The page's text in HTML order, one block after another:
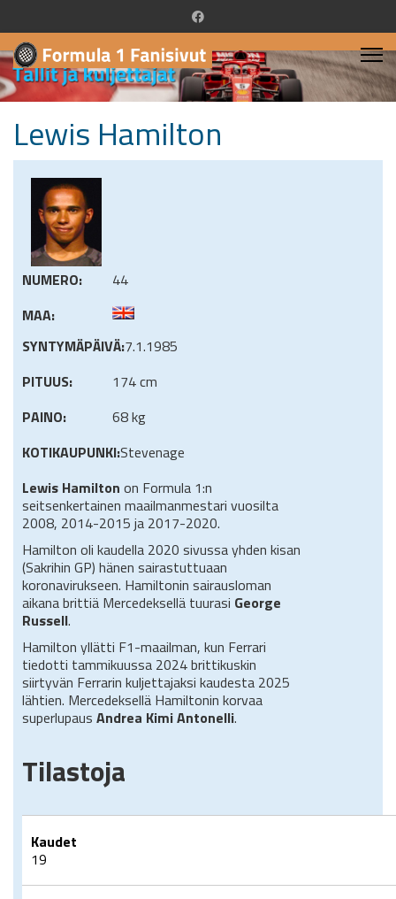
Lewis Hamilton
NUMERO:
44
MAA:
SYNTYMÄPÄIVÄ:7.1.1985
PITUUS:
174 cm
PAINO:
68 kg
KOTIKAUPUNKI:Stevenage
Lewis Hamilton on Formula 1:n
seitsenkertainen maailmanmestari vuosilta
2008, 2014-2015 ja 2017-2020.
Hamilton oli kaudella 2020 sivussa yhden kisan
(Sakrihin GP) hänen sairastuttuaan
koronavirukseen. Hamiltonin sairausloman
aikana brittiä Mercedeksellä tuurasi George
Russell.
Hamilton yllätti F1-maailman, kun Ferrari
tiedotti tammikuussa 2024 brittikuskin
siirtyvän Ferrarin kuljettajaksi kaudesta 2025
lähtien. Mercedeksellä Hamiltonin korvaa
superlupaus Andrea Kimi Antonelli.
Tilastoja
Kaudet
19